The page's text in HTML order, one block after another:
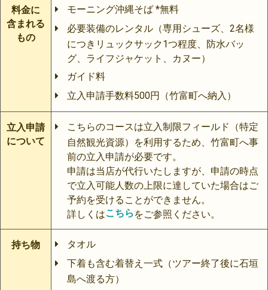
料金に
含まれる
もの
モーニング沖縄そば *無料
必要装備のレンタル（専用シューズ、2名様
につきリュックサック1つ程度、防水バッ
グ、ライフジャケット、カヌー）
ガイド料
立入申請手数料500円（竹富町へ納入）
立入申請
について
こちらのコースは立入制限フィールド（特定
自然観光資源）を利用するため、竹富町へ事
前の立入申請が必要です。
申請は当店が代行いたしますが、申請の時点
で立入可能人数の上限に達していた場合はご
予約を受けることができません。
詳しくはこちら をご参照ください。
持ち物
タオル
下着も含む着替え一式（ツアー終了後に石垣
島へ渡る方）